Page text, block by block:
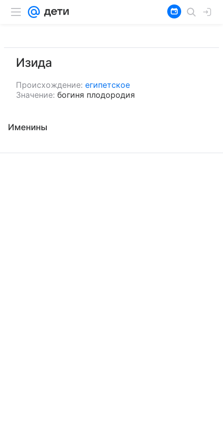
Изида
Происхождение: египетское
Значение: богиня плодородия
Именины